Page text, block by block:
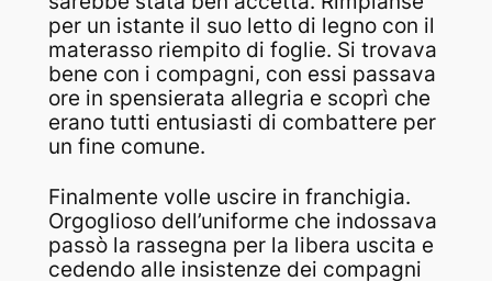
per un istante il suo letto di legno con il
materasso riempito di foglie. Si trovava
bene con i compagni, con essi passava
ore in spensierata allegria e scoprì che
erano tutti entusiasti di combattere per
un fine comune.
Finalmente volle uscire in franchigia.
Orgoglioso dell’uniforme che indossava
passò la rassegna per la libera uscita e
cedendo alle insistenze dei compagni